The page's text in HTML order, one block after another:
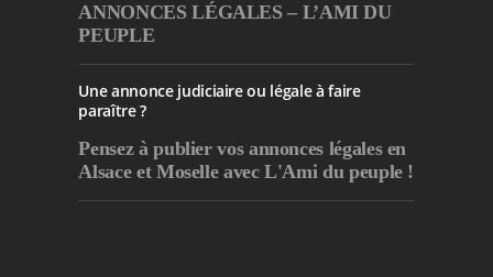
ANNONCES LÉGALES – L’AMI DU
PEUPLE
Une annonce judiciaire ou légale à faire
paraître ?
Pensez à publiervos annonces légales en
Alsace et Moselle avec L'Ami du peuple !